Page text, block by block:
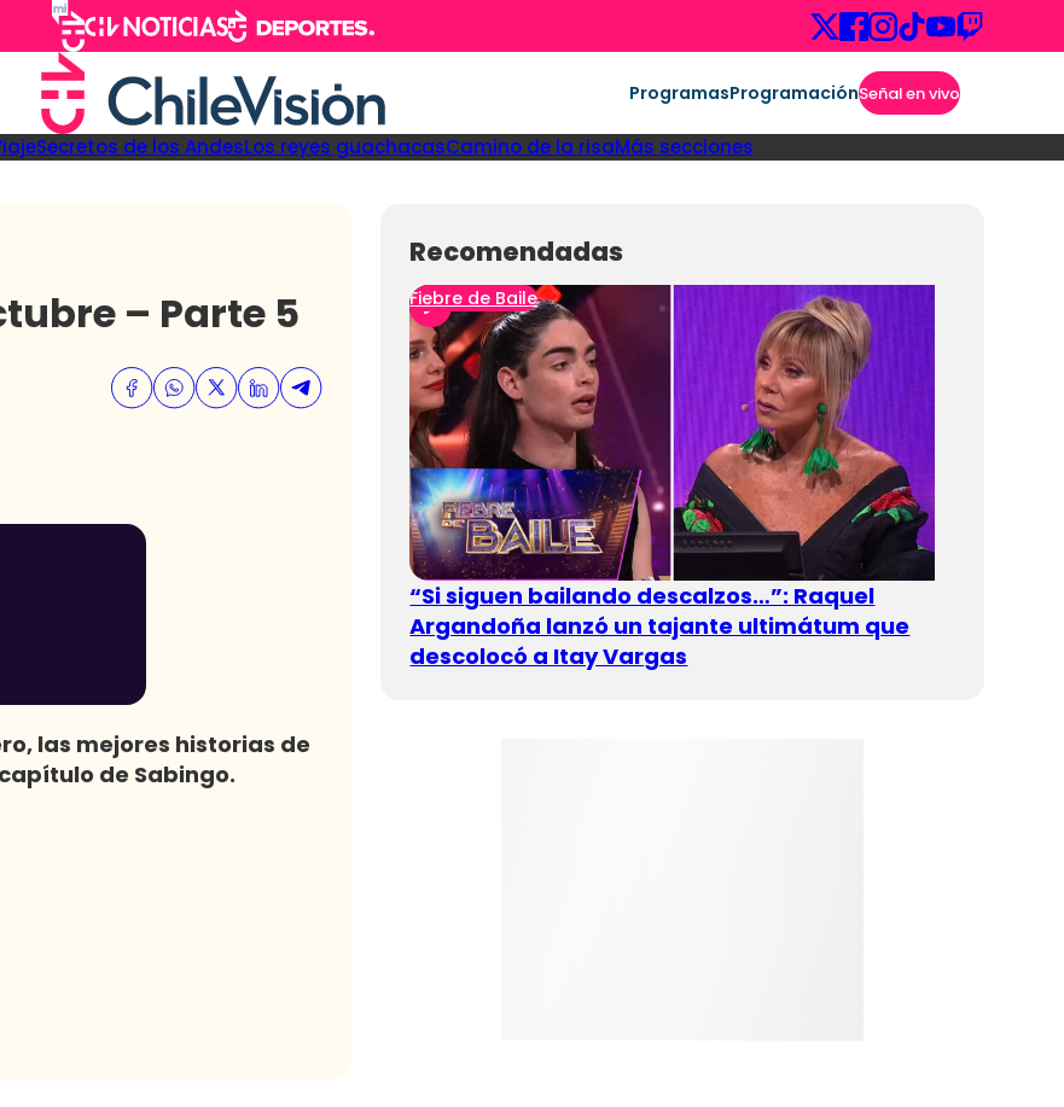
ProgramasProgramaciónSeñal en vivo
Secretos de los AndesLos reyes guachacasCamino de la risaMás secciones
– Parte 5
las mejores historias de
de Sabingo.
Recomendadas
Fiebre de Baile
“Si siguen bailando descalzos…”: Raquel
Argandoña lanzó un tajante ultimátum que
descolocó a Itay Vargas